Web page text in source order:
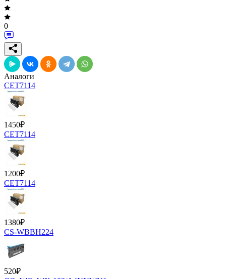
0
Аналоги
CET7114
1450₽
CET7114
1200₽
CET7114
1380₽
CS-WBBH224
520₽